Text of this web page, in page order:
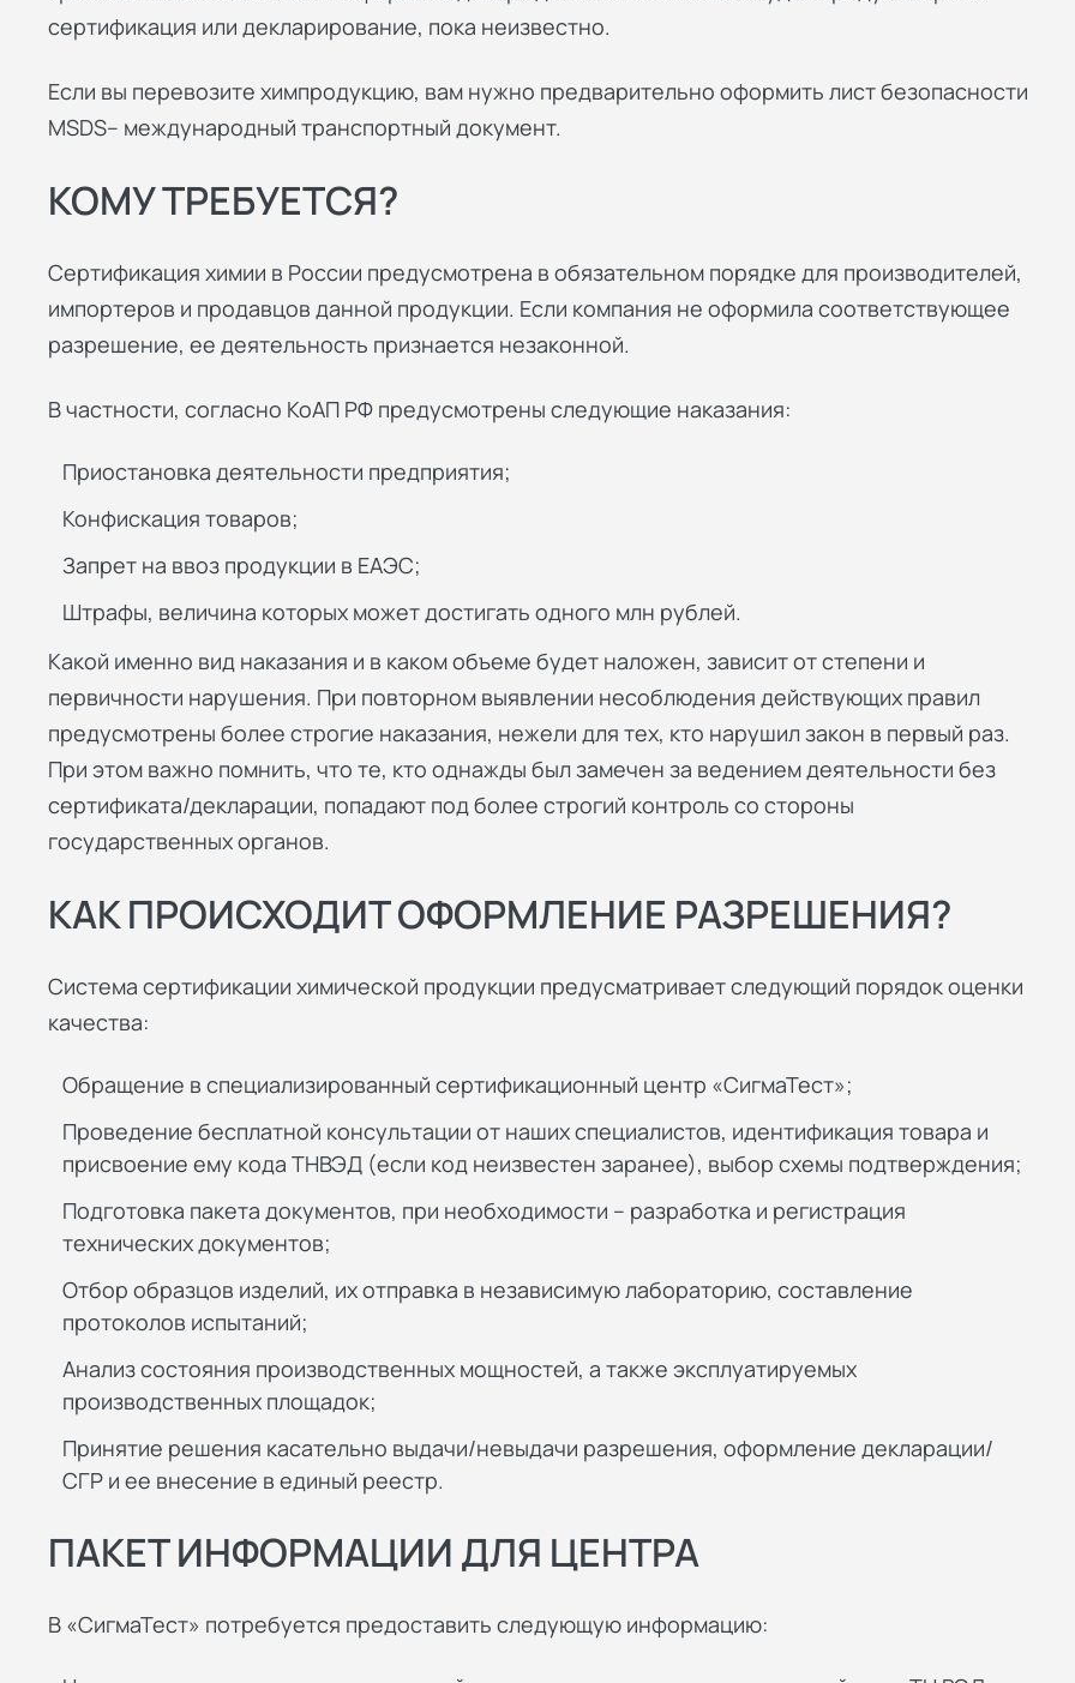
сертификация или декларирование, пока неизвестно.
Если вы перевозите химпродукцию, вам нужно предварительно оформить лист безопасности
MSDS– международный транспортный документ.
КОМУ ТРЕБУЕТСЯ?
Сертификация химии в России предусмотрена в обязательном порядке для производителей,
импортеров и продавцов данной продукции. Если компания не оформила соответствующее
разрешение, ее деятельность признается незаконной.
В частности, согласно КоАП РФ предусмотрены следующие наказания:
Приостановка деятельности предприятия;
Конфискация товаров;
Запрет на ввоз продукции в ЕАЭС;
Штрафы, величина которых может достигать одного млн рублей.
Какой именно вид наказания и в каком объеме будет наложен, зависит от степени и
первичности нарушения. При повторном выявлении несоблюдения действующих правил
предусмотрены более строгие наказания, нежели для тех, кто нарушил закон в первый раз.
При этом важно помнить, что те, кто однажды был замечен за ведением деятельности без
сертификата/декларации, попадают под более строгий контроль со стороны
государственных органов.
КАК ПРОИСХОДИТ ОФОРМЛЕНИЕ РАЗРЕШЕНИЯ?
Система сертификации химической продукции предусматривает следующий порядок оценки
качества:
Обращение в специализированный сертификационный центр «СигмаТест»;
Проведение бесплатной консультации от наших специалистов, идентификация товара и
присвоение ему кода ТНВЭД (если код неизвестен заранее), выбор схемы подтверждения;
Подготовка пакета документов, при необходимости – разработка и регистрация
технических документов;
Отбор образцов изделий, их отправка в независимую лабораторию, составление
протоколов испытаний;
Анализ состояния производственных мощностей, а также эксплуатируемых
производственных площадок;
Принятие решения касательно выдачи/невыдачи разрешения, оформление декларации/
СГР и ее внесение в единый реестр.
ПАКЕТ ИНФОРМАЦИИ ДЛЯ ЦЕНТРА
В «СигмаТест» потребуется предоставить следующую информацию: